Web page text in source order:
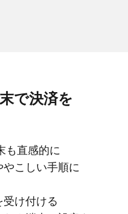
で​決済を​
も​直感的に​
こしい​手順に​
け付ける​